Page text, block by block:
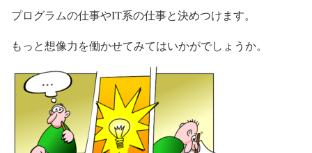
プログラムの仕事やIT系の仕事と決めつけます。
もっと想像力を働かせてみてはいかがでしょうか。